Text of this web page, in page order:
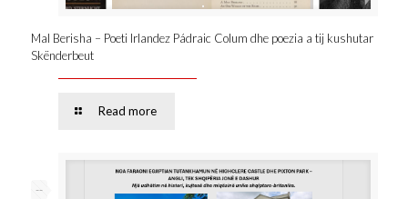
Mal Berisha – Poeti Irlandez Pádraic Colum dhe poezia a tij kushutar
Skënderbeut
Read more
--